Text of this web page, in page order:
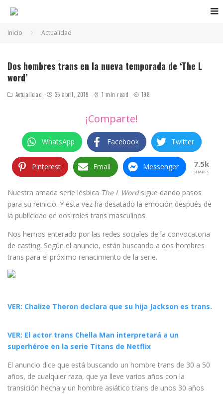
Inicio Actualidad
Dos hombres trans en la nueva temporada de ‘The L
word’
Actualidad 25 abril, 2019 1 min read 198
¡Comparte!
WhatsApp Facebook Twitter
Pinterest Email Messenger 7.5k
SHARES
Nuestra amada serie lésbica The L Wordsigue dando pasos
para su reinicio. Y esta vez ha desatado la emoción después de
la publicidad de dos roles trans masculinos.
Nos hemos enterado por las redes sociales de la convocatoria
de casting. Según el anuncio, están buscando a dos hombres
trans para el próximo renacimiento de la serie.
VER: Chalize Theron declara que su hija Jackson es trans.
VER: El actor trans Chella Man interpretará a un
superhéroe en la serie Titans de Netflix
El anuncio dice que está buscando un hombre trans de 30 a 50
años, de cualquier raza, que ya lleve varios años con la
transición hecha y un hombre asiático trans de unos 30 años